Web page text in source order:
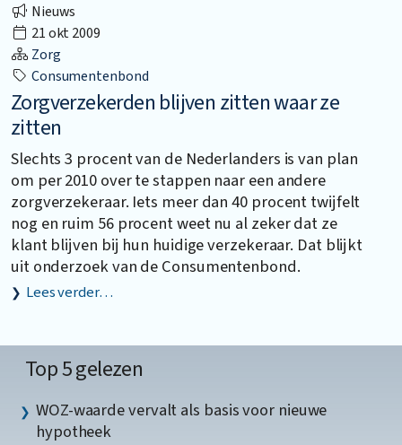
Nieuws
21 okt 2009
Zorg
Consumentenbond
Zorgverzekerden blijven zitten waar ze
zitten
Slechts 3 procent van de Nederlanders is van plan
om per 2010 over te stappen naar een andere
zorgverzekeraar. Iets meer dan 40 procent twijfelt
nog en ruim 56 procent weet nu al zeker dat ze
klant blijven bij hun huidige verzekeraar. Dat blijkt
uit onderzoek van de Consumentenbond.
Lees verder…
Top 5 gelezen
WOZ-waarde vervalt als basis voor nieuwe
hypotheek